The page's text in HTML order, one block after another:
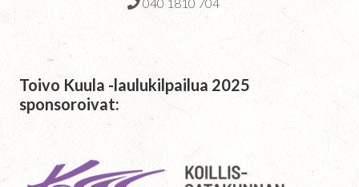
040 1810 704
Toivo Kuula -laulukilpailua 2025
sponsoroivat: